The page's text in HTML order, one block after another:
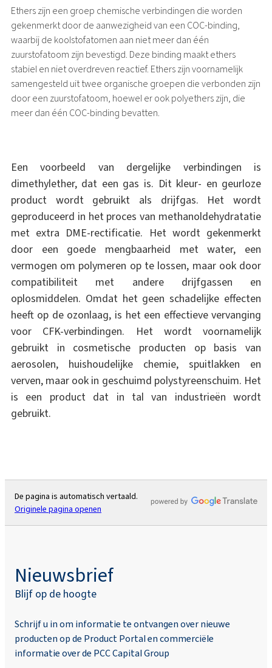
Ethers zijn een groep chemische verbindingen die worden
gekenmerkt door de aanwezigheid van een COC-binding,
waarbij de koolstofatomen aan niet meer dan één
zuurstofatoom zijn bevestigd. Deze binding maakt ethers
stabiel en niet overdreven reactief. Ethers zijn voornamelijk
samengesteld uit twee organische groepen die verbonden zijn
door een zuurstofatoom, hoewel er ook polyethers zijn, die
meer dan één COC-binding bevatten.
Een voorbeeld van dergelijke verbindingen is
dimethylether, dat een gas is. Dit kleur- en geurloze
product wordt gebruikt als drijfgas. Het wordt
geproduceerd in het proces van methanoldehydratatie
met extra DME-rectificatie. Het wordt gekenmerkt
door een goede mengbaarheid met water, een
vermogen om polymeren op te lossen, maar ook door
compatibiliteit met andere drijfgassen en
oplosmiddelen. Omdat het geen schadelijke effecten
heeft op de ozonlaag, is het een effectieve vervanging
voor CFK-verbindingen. Het wordt voornamelijk
gebruikt in cosmetische producten op basis van
aerosolen, huishoudelijke chemie, spuitlakken en
verven, maar ook in geschuimd polystyreenschuim. Het
is een product dat in tal van industrieën wordt
gebruikt.
De pagina is automatisch vertaald.
Originele pagina openen
Nieuwsbrief
Blijf op de hoogte
Schrijf u in om informatie te ontvangen over nieuwe
producten op de Product Portal en commerciële
informatie over de PCC Capital Group